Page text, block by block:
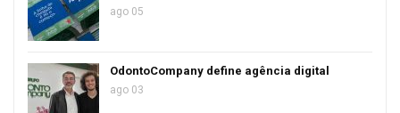
ago 05
OdontoCompany define agência digital
ago 03